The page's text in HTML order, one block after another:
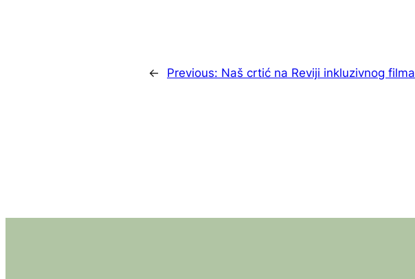
← Previous: Naš crtić na Reviji inkluzivnog filma